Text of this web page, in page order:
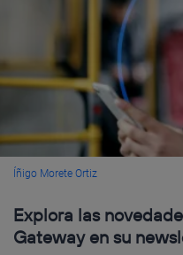
Íñigo Morete Ortiz
Explora las
Gateway en su